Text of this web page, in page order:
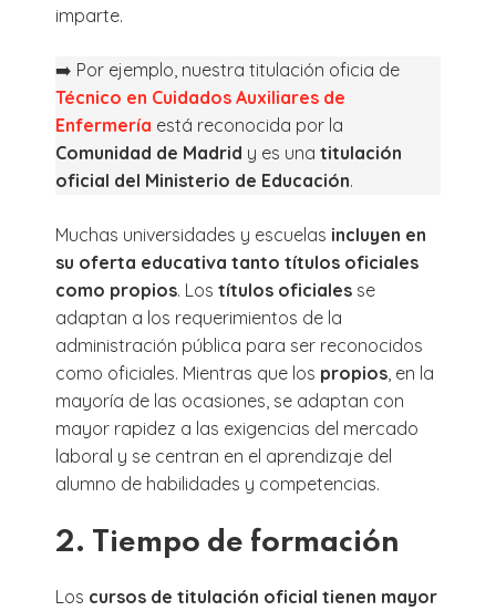
imparte.
➡️ Por ejemplo, nuestra titulación oficia de
Técnico en Cuidados Auxiliares de
Enfermería está reconocida por la
Comunidad de Madrid y es una titulación
oficial del Ministerio de Educación.
Muchas universidades y escuelas incluyen en
su oferta educativa tanto títulos oficiales
como propios. Los títulos oficiales se
adaptan a los requerimientos de la
administración pública para ser reconocidos
como oficiales. Mientras que los propios , en la
mayoría de las ocasiones, se adaptan con
mayor rapidez a las exigencias del mercado
laboral y se centran en el aprendizaje del
alumno de habilidades y competencias.
2. Tiempo de formación
Los cursos de titulación oficial tienen mayor